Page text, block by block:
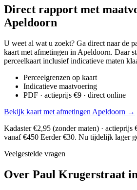
Direct rapport met
Apeldoorn
U weet al wat u zoekt? Ga direct naar de
kaart met afmetingen in Apeldoorn. Daar
perceelkaart inclusief indicatieve maten
Perceelgrenzen op kaart
Indicatieve maatvoering
PDF · actieprijs €9 · direct online
Bekijk kaart met afmetingen Apeldoorn →
Kadaster €2,95 (zonder maten) · actieprijs
vanaf €450 Eerder €30. Nu tijdelijk lager
Veelgestelde vragen
Over Paul Krugerstraat